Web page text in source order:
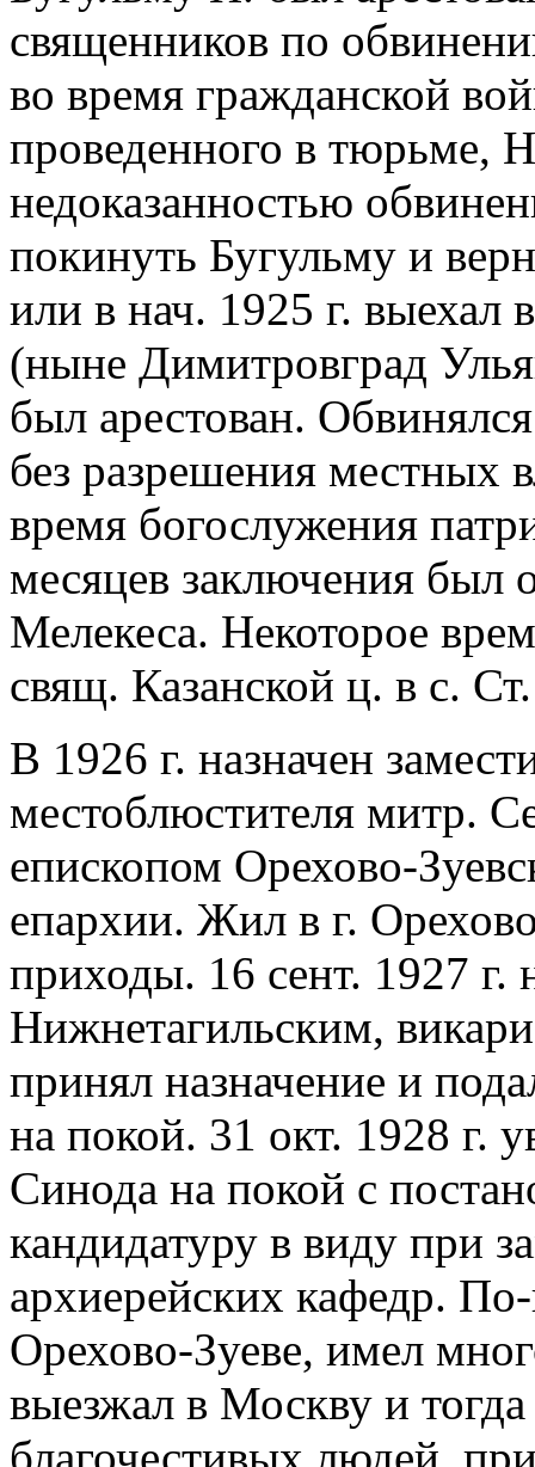
священников по
во время гражданской
проведенного в тюрьме,
недоказанностью
покинуть Бугульму и
или в нач. 1925 г. выехал
(ныне Димитровград
был арестован.
без разрешения местных
время богослужения
месяцев заключения был
Мелекеса. Некоторое
свящ. Казанской ц. в с.
В 1926 г. назначен
местоблюстителя митр.
епископом Орехово-
епархии. Жил в г.
приходы. 16 сент. 1927 г.
Нижнетагильским,
принял назначение и
на покой. 31 окт. 1928 г.
Синода на покой с
кандидатуру в виду при
архиерейских кафедр.
Орехово-Зуеве, имел
выезжал в Москву и тогда
благочестивых людей,